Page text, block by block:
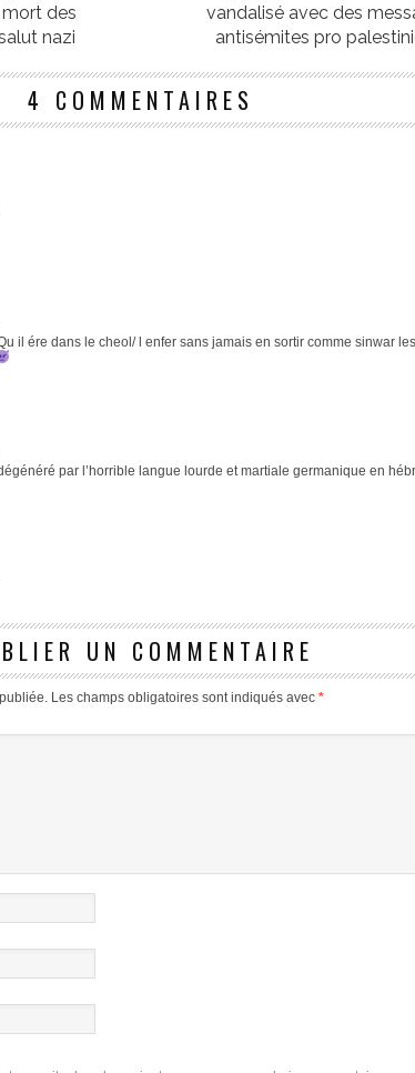
des
nazi
vandalisé avec des
antisémites pro
4 COMMENTAIRES
il ére dans le cheol/ l enfer sans jamais en sortir comme sinwar
par l’horrible langue lourde et martiale germanique en
UN COMMENTAIRE
Les champs obligatoires sont indiqués avec *